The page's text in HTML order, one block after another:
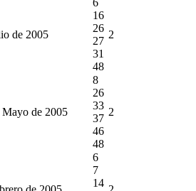
de 2005
16
26
27
31
48
2
de 2005
8
26
33
37
46
48
2
6
7
14